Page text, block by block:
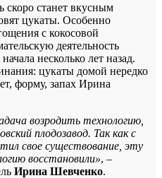
скоро станет вкусным
цукаты. Особенно
с кокосовой
деятельность
несколько лет назад.
цукаты домой нередко
форму, запах Ирина
возродить технологию,
плодозавод. Так как с
свое существование, эту
восстановили», –
Ирина Шевченко.